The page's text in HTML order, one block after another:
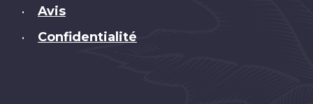
• Avis
• Confidentialité